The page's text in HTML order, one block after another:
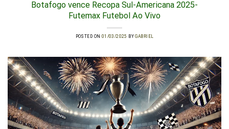
Botafogo vence Recopa Sul-Americana 2025-
Futemax Futebol Ao Vivo
POSTED ON 01/03/2025 BYGABRIEL